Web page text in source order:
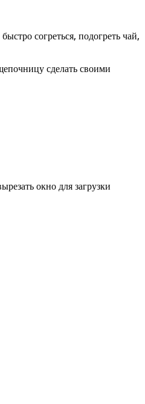
согреться, подогреть чай,
сделать своими
окно для загрузки